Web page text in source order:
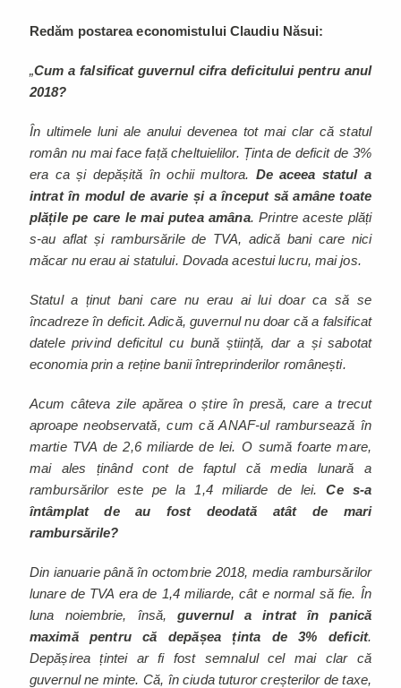
Redăm postarea economistului Claudiu Năsui:
„Cum a falsificat guvernul cifra deficitului pentru anul
2018?
În ultimele luni ale anului devenea tot mai clar că statul
român nu mai face față cheltuielilor. Ținta de deficit de 3%
era ca și depășită în ochii multora. De aceea statul a
intrat în modul de avarie și a început să amâne toate
plățile pe care le mai putea amâna. Printre aceste plăți
s-au aflat și rambursările de TVA, adică bani care nici
măcar nu erau ai statului. Dovada acestui lucru, mai jos.
Statul a ținut bani care nu erau ai lui doar ca să se
încadreze în deficit. Adică, guvernul nu doar că a falsificat
datele privind deficitul cu bună știință, dar a și sabotat
economia prin a reține banii întreprinderilor românești.
Acum câteva zile apărea o știre în presă, care a trecut
aproape neobservată, cum că ANAF-ul rambursează în
martie TVA de 2,6 miliarde de lei. O sumă foarte mare,
mai ales ținând cont de faptul că media lunară a
rambursărilor este pe la 1,4 miliarde de lei.Ce s-a
întâmplat de au fost deodată atât de mari
rambursările?
Din ianuarie până în octombrie 2018, media rambursărilor
lunare de TVA era de 1,4 miliarde, cât e normal să fie. În
luna noiembrie, însă,guvernul a intrat în panică
maximă pentru că depășea ținta de 3% deficit.
Depășirea țintei ar fi fost semnalul cel mai clar că
guvernul ne minte. Că, în ciuda tuturor creșterilor de taxe,